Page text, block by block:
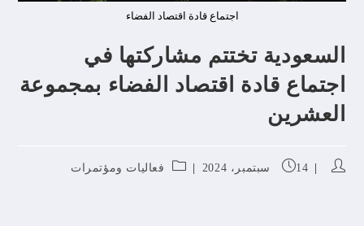
اجتماع قادة اقتصاد الفضاء
السعودية تختتم مشاركتها في
اجتماع قادة اقتصاد الفضاء بمجموعة
العشرين
14 سبتمبر، 2024 فعاليات ومؤتمرات